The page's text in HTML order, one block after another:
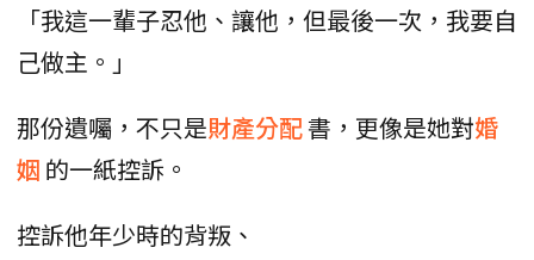
「我這一輩子忍他、讓他，但最後一次，我要自
己做主。」
那份遺囑，不只是財產分配書，更像是她對婚
姻 的一紙控訴。
控訴他年少時的背叛、